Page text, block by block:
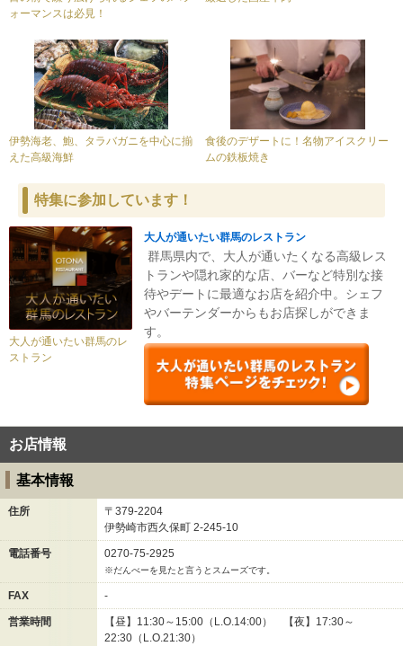
ォーマンスは必見！
伊勢海老、鮑、タラバガニを中心に揃
えた高級海鮮
食後のデザートに！名物アイスクリー
ムの鉄板焼き
特集に参加しています！
大人が通いたい群馬のレ
ストラン
大人が通いたい群馬のレストラン
群馬県内で、大人が通いたくなる高級レス
トランや隠れ家的な店、バーなど特別な接
待やデートに最適なお店を紹介中。シェフ
やバーテンダーからもお店探しができま
す。
お店情報
基本情報
住所
〒379-2204
伊勢崎市西久保町 2-245-10
電話番号 0270-75-2925
※だんべーを見たと言うとスムーズです。
FAX -
営業時間
【昼】11:30～15:00（L.O.14:00） 【夜】17:30～
22:30（L.O.21:30）